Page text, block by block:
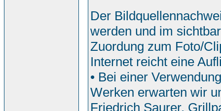
Der
werden und im
Zuordung zum Foto/
Internet reicht eine
• Bei einer
Werken erwarten wir
Friedrich Saurer,